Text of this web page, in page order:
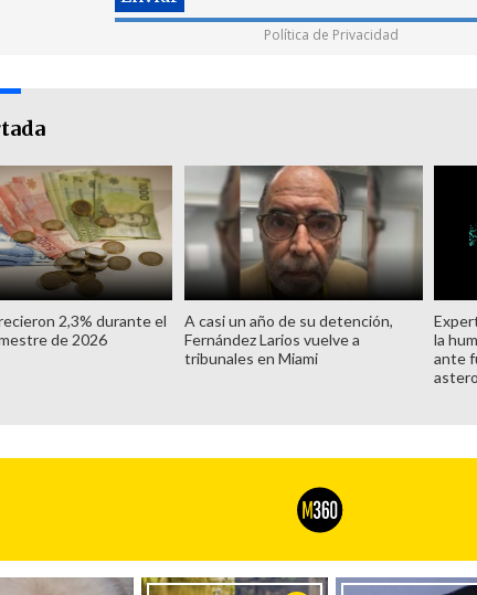
Política de Privacidad
2,3% durante el
de 2026
A casi un año de su detención,
Fernández Larios vuelve a
tribunales en Miami
la
ante